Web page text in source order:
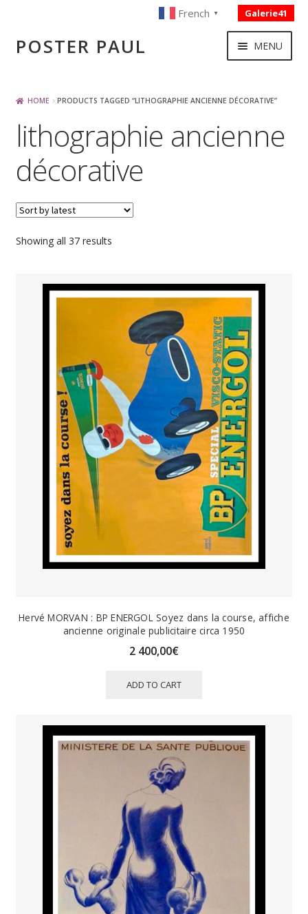
Skip
to
Skip
toPOSTER PAUL
French ▼ Galerie41
MENU
PUBLICITE
BOISSON – ALIMENTATION
VOYAGE – TRANSPORT
TOURISME FRANCAIS
THEATRE – EXPOSITION
GUERRE ORIENTALISME
AFFICHES PETITES TAILLES
HOME PRODUCTS TAGGED “LITHOGRAPHIE ANCIENNE DÉCORATIVE”
lithographie ancienne
décorative
Showing all 37 resultsSorted
Hervé MORVAN : BP ENERGOL Soyez dans la course, affiche
ancienne originale publicitaire circa 1950
2 400,00€
ADD TO CART